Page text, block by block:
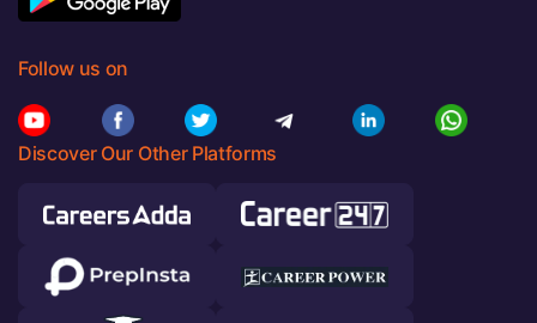
Follow us on
Discover Our Other Platforms